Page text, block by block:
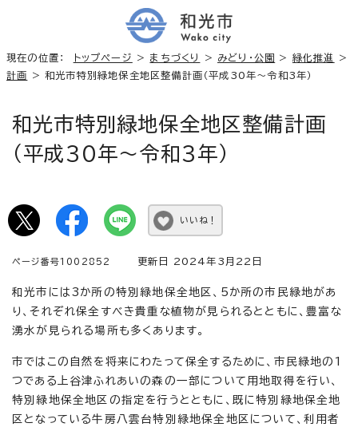
現在の位置： トップページ > まちづくり > みどり・公園 > 緑化推進
>
計画
> 和光市特別緑地保全地区整備計画（平成30年～令和3年）
和光市特別緑地保全地区整備計画
（平成30年～令和3年）
いいね！
ページ番号1002852 更新日 2024年3月22日
和光市には3か所の特別緑地保全地区、5か所の市民緑地があ
り、それぞれ保全すべき貴重な植物が見られるとともに、豊富な
湧水が見られる場所も多くあります。
市ではこの自然を将来にわたって保全するために、市民緑地の1
つである上谷津ふれあいの森の一部について用地取得を行い、
特別緑地保全地区の指定を行うとともに、既に特別緑地保全地
区となっている牛房八雲台特別緑地保全地区について、利用者